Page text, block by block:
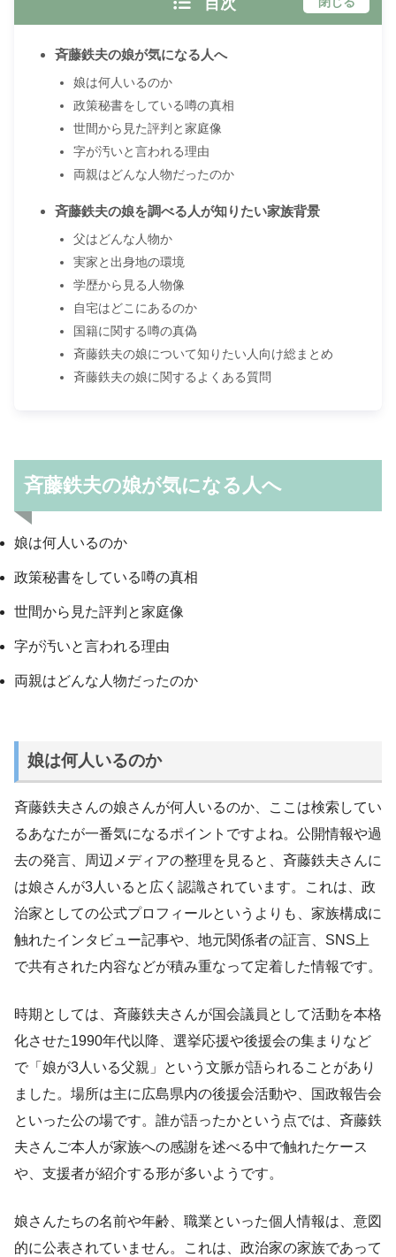
斉藤鉄夫の娘が気になる人へ
娘は何人いるのか
政策秘書をしている噂の真相
世間から見た評判と家庭像
字が汚いと言われる理由
両親はどんな人物だったのか
斉藤鉄夫の娘を調べる人が知りたい家族背景
父はどんな人物か
実家と出身地の環境
学歴から見る人物像
自宅はどこにあるのか
国籍に関する噂の真偽
斉藤鉄夫の娘について知りたい人向け総まとめ
斉藤鉄夫の娘に関するよくある質問
斉藤鉄夫の娘が気になる人へ
娘は何人いるのか
政策秘書をしている噂の真相
世間から見た評判と家庭像
字が汚いと言われる理由
両親はどんな人物だったのか
娘は何人いるのか
斉藤鉄夫さんの娘さんが何人いるのか、ここは検索してい
るあなたが一番気になるポイントですよね。公開情報や過
去の発言、周辺メディアの整理を見ると、斉藤鉄夫さんに
は娘さんが3人いると広く認識されています。これは、政
治家としての公式プロフィールというよりも、家族構成に
触れたインタビュー記事や、地元関係者の証言、SNS上
で共有された内容などが積み重なって定着した情報です。
時期としては、斉藤鉄夫さんが国会議員として活動を本格
化させた1990年代以降、選挙応援や後援会の集まりなど
で「娘が3人いる父親」という文脈が語られることがあり
ました。場所は主に広島県内の後援会活動や、国政報告会
といった公の場です。誰が語ったかという点では、斉藤鉄
夫さんご本人が家族への感謝を述べる中で触れたケース
や、支援者が紹介する形が多いようです。
娘さんたちの名前や年齢、職業といった個人情報は、意図
的に公表されていません。これは、政治家の家族であって